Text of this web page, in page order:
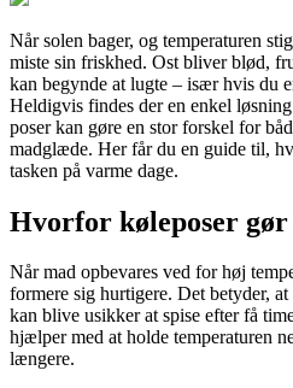
Når solen bager, og temperaturen
miste sin friskhed. Ost bliver blød,
kan begynde at lugte – især hvis du
Heldigvis findes der en enkel
poser kan gøre en stor forskel for
madglæde. Her får du en guide til,
tasken på varme dage.
Hvorfor køleposer gør
Når mad opbevares ved for høj
formere sig hurtigere. Det betyder,
kan blive usikker at spise efter få
hjælper med at holde temperaturen
længere.